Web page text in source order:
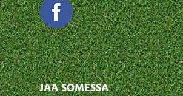
JAA SOMESSA